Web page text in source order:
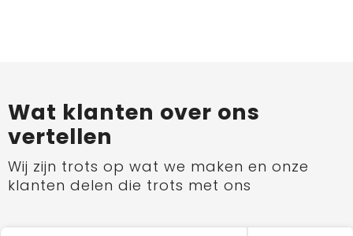
Wat klanten over ons
vertellen
Wij zijn trots op wat we maken en onze
klanten delen die trots met ons